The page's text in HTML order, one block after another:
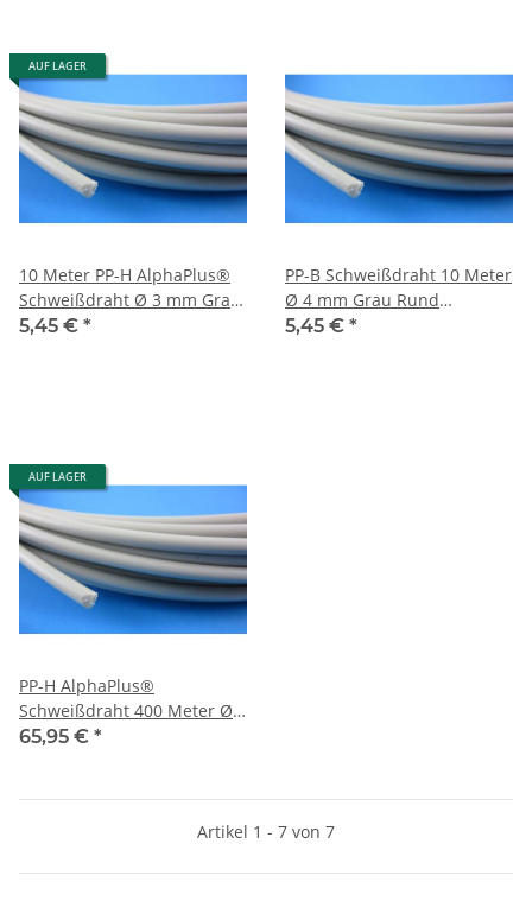
AUF LAGER
10 Meter PP-H AlphaPlus®
Schweißdraht Ø 3 mm Grau
Rund
5,45 € *
PP-B Schweißdraht 10 Meter
Ø 4 mm Grau Rund
Kunststoffschweißdraht
5,45 € *
AUF LAGER
PP-H AlphaPlus®
Schweißdraht 400 Meter Ø 3
mm Grau Rund
65,95 € *
Artikel 1 - 7 von 7